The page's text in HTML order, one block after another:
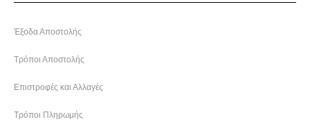
Έξοδα Αποστολής
Τρόποι Αποστολής
Επιστροφές και Αλλαγές
Τρόποι Πληρωμής